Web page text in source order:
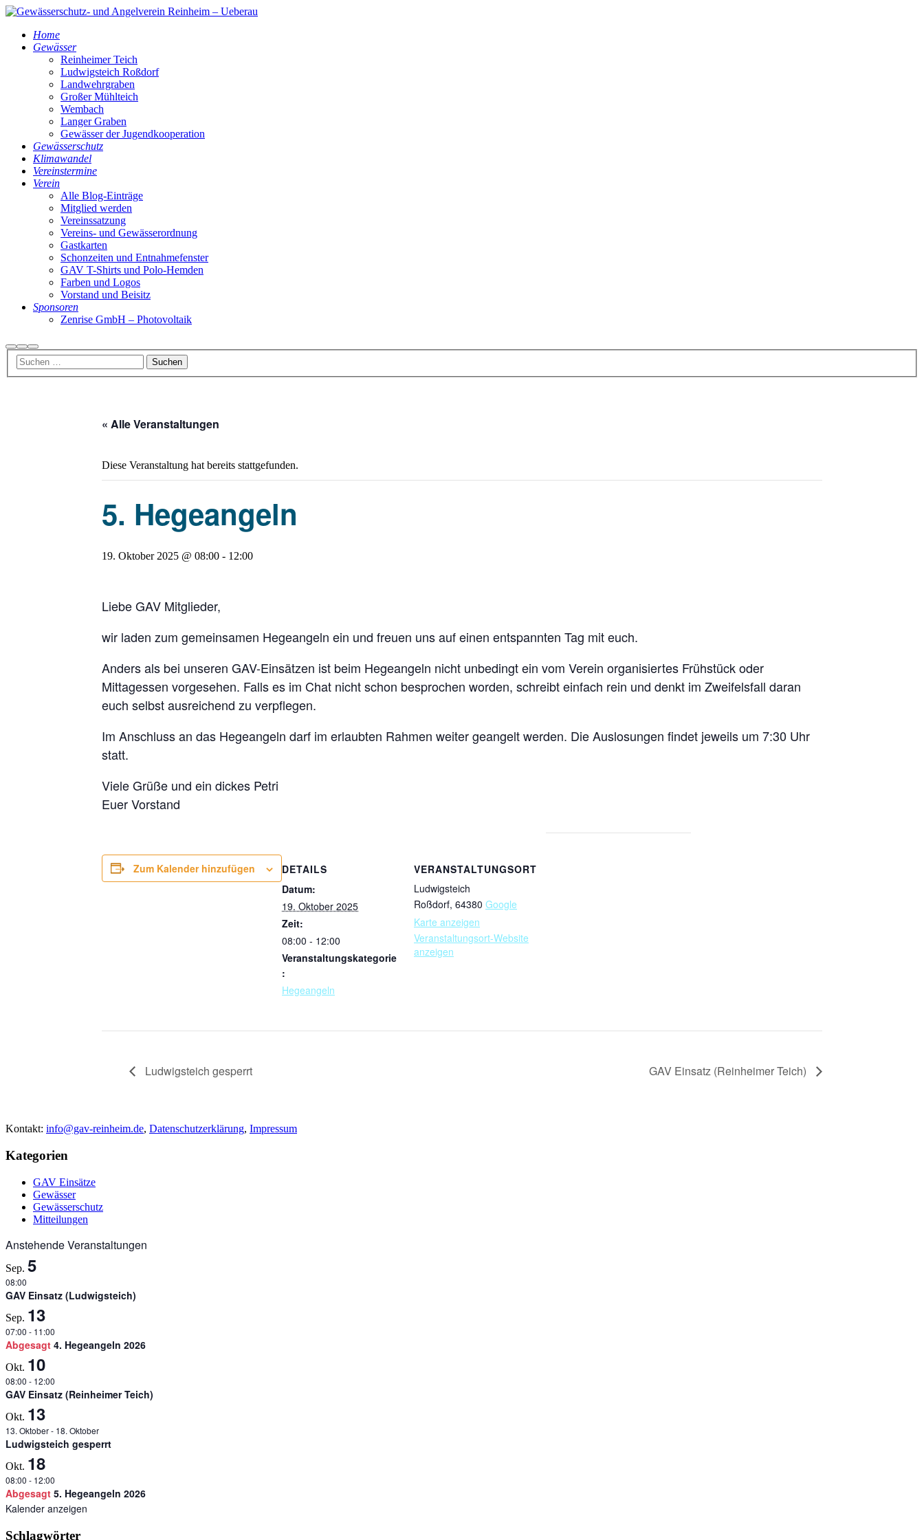
Home
Gewässer
Reinheimer Teich
Ludwigsteich Roßdorf
Landwehrgraben
Großer Mühlteich
Wembach
Langer Graben
Gewässer der Jugendkooperation
Gewässerschutz
Klimawandel
Vereinstermine
Verein
Alle Blog-Einträge
Mitglied werden
Vereinssatzung
Vereins- und Gewässerordnung
Gastkarten
Schonzeiten und Entnahmefenster
GAV T-Shirts und Polo-Hemden
Farben und Logos
Vorstand und Beisitz
Sponsoren
Zenrise GmbH – Photovoltaik
Suchen
Weitere
Informationen
Hauptmenü
« Alle Veranstaltungen
Diese Veranstaltung hat bereits stattgefunden.
5. Hegeangeln
19. Oktober 2025 @ 08:00 - 12:00
Liebe GAV Mitglieder,
wir laden zum gemeinsamen Hegeangeln ein und freuen uns auf einen entspannten Tag mit euch.
Anders als bei unseren GAV-Einsätzen ist beim Hegeangeln nicht unbedingt ein vom Verein organisiertes Frühstück oder
Mittagessen vorgesehen. Falls es im Chat nicht schon besprochen worden, schreibt einfach rein und denkt im Zweifelsfall daran
euch selbst ausreichend zu verpflegen.
Im Anschluss an das Hegeangeln darf im erlaubten Rahmen weiter geangelt werden. Die Auslosungen findet jeweils um 7:30 Uhr
statt.
Viele Grüße und ein dickes Petri
Euer Vorstand
Zum Kalender hinzufügen
DETAILS
Datum:
19. Oktober 2025
Zeit:
08:00 - 12:00
Veranstaltungskategorie
:
Hegeangeln
VERANSTALTUNGSORT
Ludwigsteich
Roßdorf, 64380 Google
Karte anzeigen
Veranstaltungsort-Website
anzeigen
Ludwigsteich gesperrt GAV Einsatz (Reinheimer Teich)
Kontakt: info@gav-reinheim.de, Datenschutzerklärung, Impressum
Kategorien
GAV Einsätze
Gewässer
Gewässerschutz
Mitteilungen
Anstehende Veranstaltungen
Sep. 5
08:00
GAV Einsatz (Ludwigsteich)
Sep. 13
07:00 - 11:00
Abgesagt 4. Hegeangeln 2026
Okt. 10
08:00 - 12:00
GAV Einsatz (Reinheimer Teich)
Okt. 13
13. Oktober- 18. Oktober
Ludwigsteich gesperrt
Okt. 18
08:00 - 12:00
Abgesagt 5. Hegeangeln 2026
Kalender anzeigen
Schlagwörter